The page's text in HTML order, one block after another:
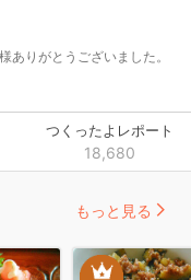
ありがとうございました。
つくったよレポート
18,680
もっと見る